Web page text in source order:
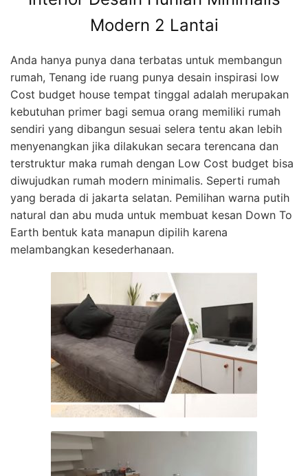
Modern 2 Lantai
Anda hanya punya dana terbatas untuk membangun
rumah, Tenang ide ruang punya desain inspirasi low
Cost budget house tempat tinggal adalah merupakan
kebutuhan primer bagi semua orang memiliki rumah
sendiri yang dibangun sesuai selera tentu akan lebih
menyenangkan jika dilakukan secara terencana dan
terstruktur maka rumah dengan Low Cost budget bisa
diwujudkan rumah modern minimalis. Seperti rumah
yang berada di jakarta selatan. Pemilihan warna putih
natural dan abu muda untuk membuat kesan Down To
Earth bentuk kata manapun dipilih karena
melambangkan kesederhanaan.